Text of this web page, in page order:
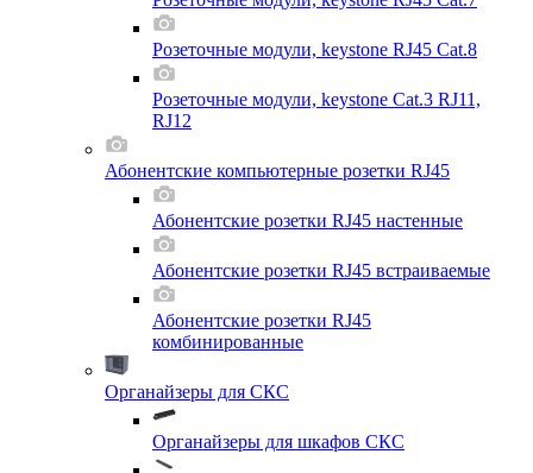
Розеточные модули, keystone RJ45 Cat.8
Розеточные модули, keystone Cat.3 RJ11,
RJ12
Абонентские компьютерные розетки RJ45
Абонентские розетки RJ45 настенные
Абонентские розетки RJ45 встраиваемые
Абонентские розетки RJ45
комбинированные
Органайзеры для СКС
Органайзеры для шкафов СКС